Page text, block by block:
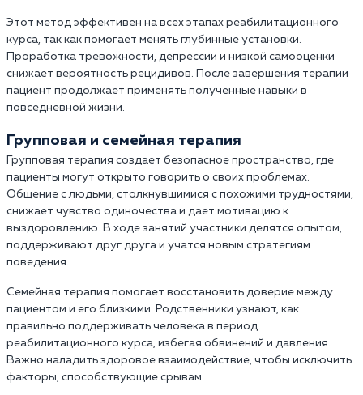
Этот метод эффективен на всех этапах реабилитационного
курса, так как помогает менять глубинные установки.
Проработка тревожности, депрессии и низкой самооценки
снижает вероятность рецидивов. После завершения терапии
пациент продолжает применять полученные навыки в
повседневной жизни.
Групповая и семейная терапия
Групповая терапия создает безопасное пространство, где
пациенты могут открыто говорить о своих проблемах.
Общение с людьми, столкнувшимися с похожими трудностями,
снижает чувство одиночества и дает мотивацию к
выздоровлению. В ходе занятий участники делятся опытом,
поддерживают друг друга и учатся новым стратегиям
поведения.
Семейная терапия помогает восстановить доверие между
пациентом и его близкими. Родственники узнают, как
правильно поддерживать человека в период
реабилитационного курса, избегая обвинений и давления.
Важно наладить здоровое взаимодействие, чтобы исключить
факторы, способствующие срывам.